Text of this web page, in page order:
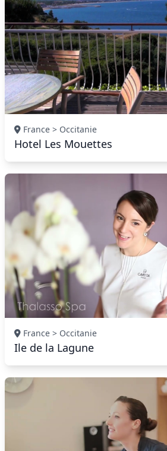
France > Occitanie
Hotel Les Mouettes
France > Occitanie
Ile de la Lagune